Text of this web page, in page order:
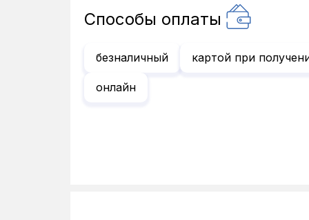
Способы оплаты
безналичный картой при
онлайн